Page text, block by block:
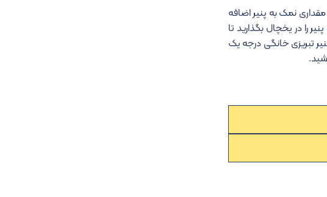
نمک به پنیر اضافه
را در یخچال بگذارید تا
تبریزی خانگی درجه یک